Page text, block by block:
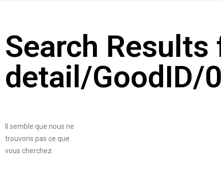
Search Results
detail/GoodID/
Il semble que nous ne
trouvons pas ce que
vous cherchez.